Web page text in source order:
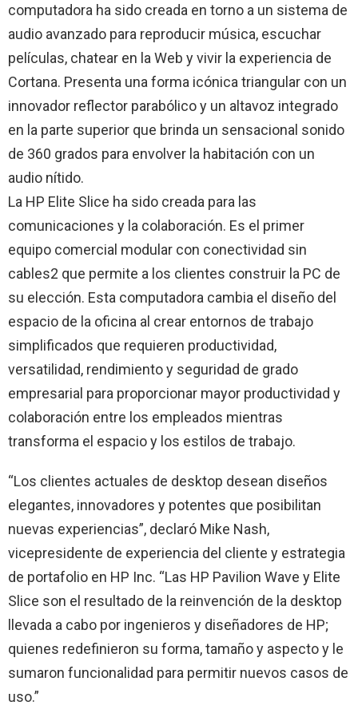
computadora ha sido creada en torno a un sistema de
audio avanzado para reproducir música, escuchar
películas, chatear en la Web y vivir la experiencia de
Cortana. Presenta una forma icónica triangular con un
innovador reflector parabólico y un altavoz integrado
en la parte superior que brinda un sensacional sonido
de 360 grados para envolver la habitación con un
audio nítido.
La HP Elite Slice ha sido creada para las
comunicaciones y la colaboración. Es el primer
equipo comercial modular con conectividad sin
cables2 que permite a los clientes construir la PC de
su elección. Esta computadora cambia el diseño del
espacio de la oficina al crear entornos de trabajo
simplificados que requieren productividad,
versatilidad, rendimiento y seguridad de grado
empresarial para proporcionar mayor productividad y
colaboración entre los empleados mientras
transforma el espacio y los estilos de trabajo.
“Los clientes actuales de desktop desean diseños
elegantes, innovadores y potentes que posibilitan
nuevas experiencias”, declaró Mike Nash,
vicepresidente de experiencia del cliente y estrategia
de portafolio en HP Inc. “Las HP Pavilion Wave y Elite
Slice son el resultado de la reinvención de la desktop
llevada a cabo por ingenieros y diseñadores de HP;
quienes redefinieron su forma, tamaño y aspecto y le
sumaron funcionalidad para permitir nuevos casos de
uso.”